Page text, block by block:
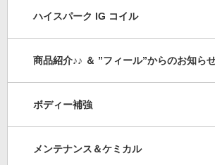
ハイスパーク IG コイル
商品紹介♪♪ ＆ ”フィール”からのお知らせ
ボディー補強
メンテナンス＆ケミカル